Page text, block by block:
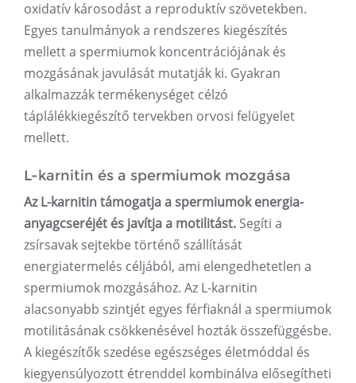
oxidatív károsodást a reproduktív szövetekben.
Egyes tanulmányok a rendszeres kiegészítés
mellett a spermiumok koncentrációjának és
mozgásának javulását mutatják ki. Gyakran
alkalmazzák termékenységet célzó
táplálékkiegészítő tervekben orvosi felügyelet
mellett.
L-karnitin és a spermiumok mozgása
Az L-karnitin támogatja a spermiumok energia-
anyagcseréjét és javítja a motilitást. Segíti a
zsírsavak sejtekbe történő szállítását
energiatermelés céljából, ami elengedhetetlen a
spermiumok mozgásához. Az L-karnitin
alacsonyabb szintjét egyes férfiaknál a spermiumok
motilitásának csökkenésével hozták összefüggésbe.
A kiegészítők szedése egészséges életmóddal és
kiegyensúlyozott étrenddel kombinálva elősegítheti